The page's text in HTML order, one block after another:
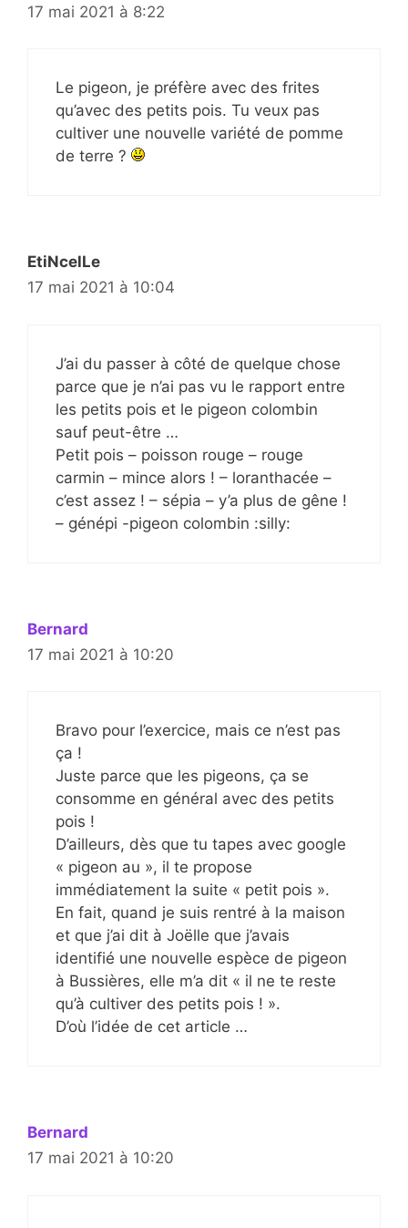
17 mai 2021 à 8:22
Le pigeon, je préfère avec des frites
qu’avec des petits pois. Tu veux pas
cultiver une nouvelle variété de pomme
de terre ?
EtiNcelLe
17 mai 2021 à 10:04
J’ai du passer à côté de quelque chose
parce que je n’ai pas vu le rapport entre
les petits pois et le pigeon colombin
sauf peut-être …
Petit pois – poisson rouge – rouge
carmin – mince alors ! – loranthacée –
c’est assez ! – sépia – y’a plus de gêne !
– génépi -pigeon colombin :silly:
Bernard
17 mai 2021 à 10:20
Bravo pour l’exercice, mais ce n’est pas
ça !
Juste parce que les pigeons, ça se
consomme en général avec des petits
pois !
D’ailleurs, dès que tu tapes avec google
« pigeon au », il te propose
immédiatement la suite « petit pois ».
En fait, quand je suis rentré à la maison
et que j’ai dit à Joëlle que j’avais
identifié une nouvelle espèce de pigeon
à Bussières, elle m’a dit « il ne te reste
qu’à cultiver des petits pois ! ».
D’où l’idée de cet article …
Bernard
17 mai 2021 à 10:20